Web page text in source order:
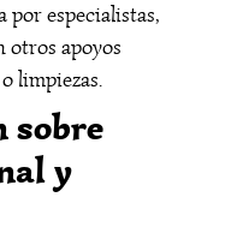
por especialistas,
otros apoyos
limpiezas.
sobre
y